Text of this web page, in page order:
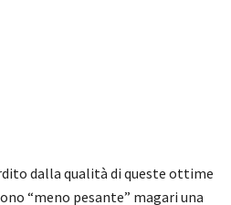
dalla qualità di queste ottime
“meno pesante” magari una